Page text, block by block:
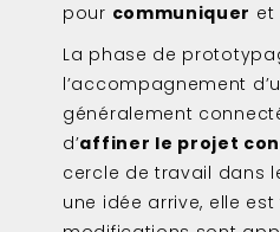
pour communiquer et
La phase de
l’accompagnement
généralement
d’affiner le projet
cercle de travail dans
une idée arrive, elle